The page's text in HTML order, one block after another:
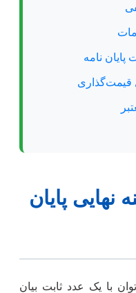
نامه
قیمت‌گذاری
نهایی پایان
با یک عدد ثابت بیان